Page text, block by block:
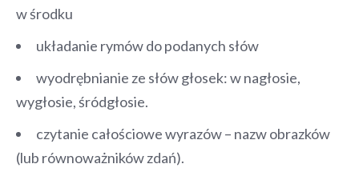
w środku
układanie rymów do podanych słów
wyodrębnianie ze słów głosek: w nagłosie,
wygłosie, śródgłosie.
czytanie całościowe wyrazów – nazw obrazków
(lub równoważników zdań).